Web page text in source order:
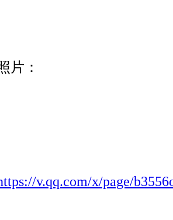
片：
v.qq.com/x/page/